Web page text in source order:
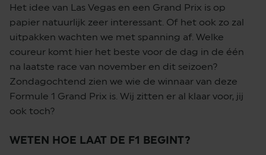
Het idee van Las Vegas en een Grand Prix is op
papier natuurlijk zeer interessant. Of het ook zo zal
uitpakken wachten we met spanning af. Welke
coureur komt hier het beste voor de dag in de één
na laatste race van november en dit seizoen?
Zondagochtend zien we wie de winnaar van deze
Formule 1 Grand Prix is. Wij zitten er al klaar voor, jij
ook toch?
WETEN HOE LAAT DE F1 BEGINT?